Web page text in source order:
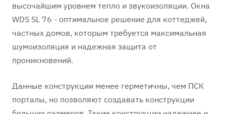
высочайшим уровнем тепло и звукоизоляции. Окна
WDS SL 76 - оптимальное решение для коттеджей,
частных домов, которым требуется максимальная
шумоизоляция и надежная защита от
проникновений.
Данные конструкции менее герметичны, чем ПСК
порталы, но позволяют создавать конструкции